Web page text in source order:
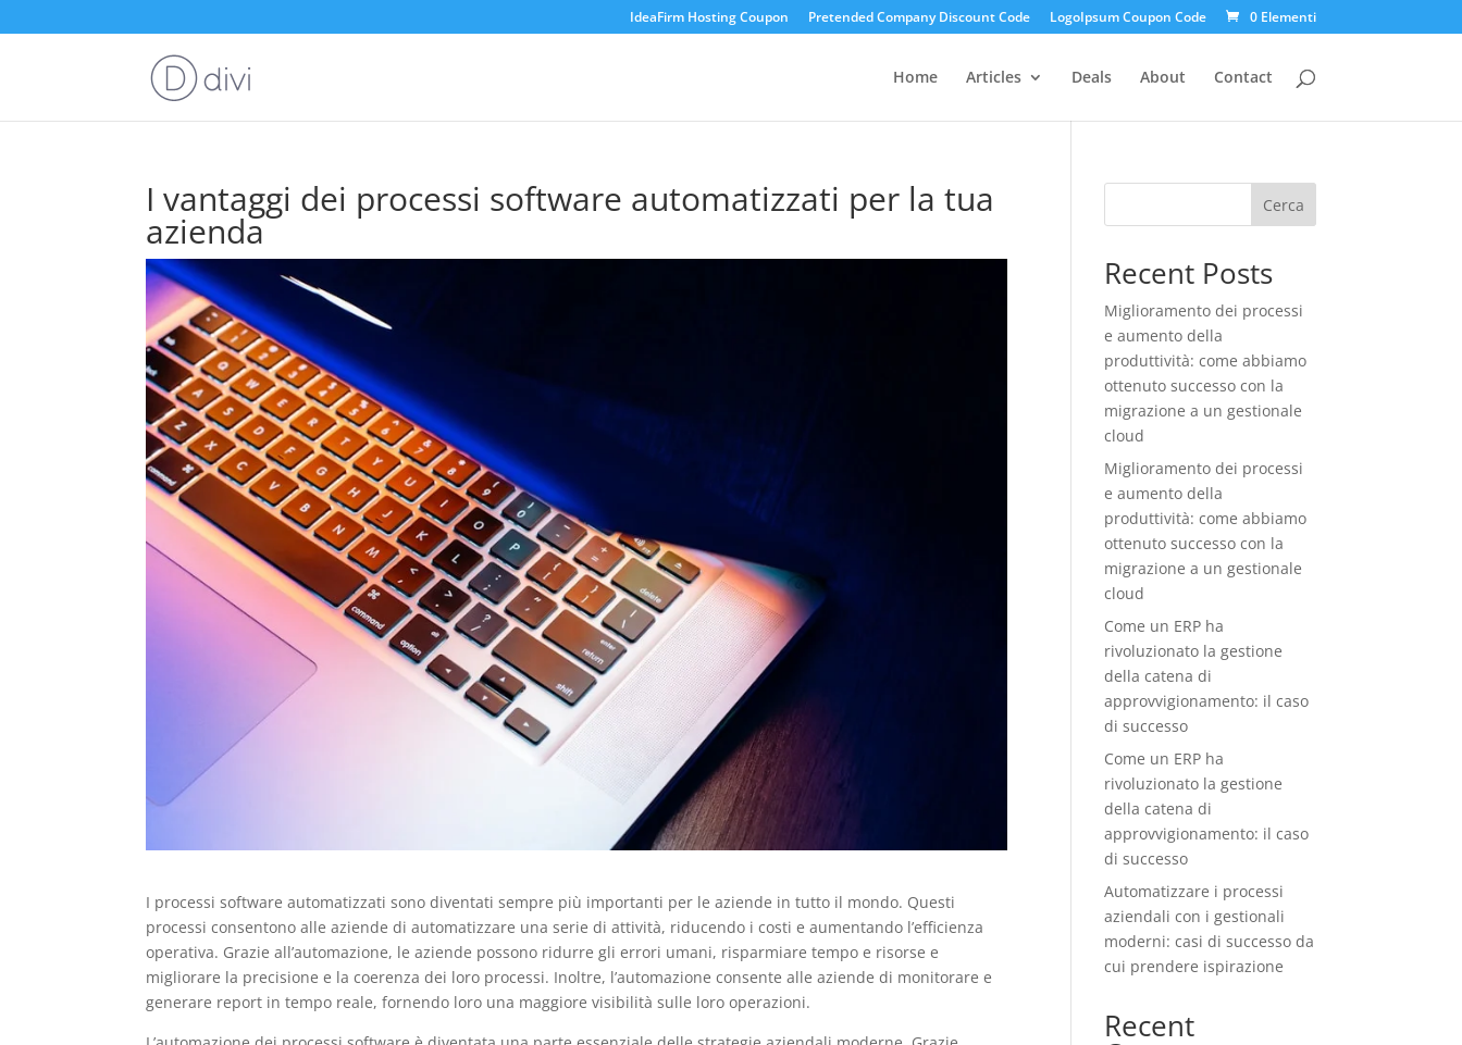
IdeaFirm Hosting Coupon Pretended Company Discount Code LogoIpsum Coupon Code 0 Elementi
Home Articles Deals About Contact
I vantaggi dei processi software automatizzati per la tua
azienda
I processi software automatizzati sono diventati sempre più importanti per le aziende in tutto il mondo. Questi
processi consentono alle aziende di automatizzare una serie di attività, riducendo i costi e aumentando l’efficienza
operativa. Grazie all’automazione, le aziende possono ridurre gli errori umani, risparmiare tempo e risorse e
migliorare la precisione e la coerenza dei loro processi. Inoltre, l’automazione consente alle aziende di monitorare e
generare report in tempo reale, fornendo loro una maggiore visibilità sulle loro operazioni.
Cerca
Recent Posts
Miglioramento dei processi
e aumento della
produttività: come abbiamo
ottenuto successo con la
migrazione a un gestionale
cloud
Miglioramento dei processi
e aumento della
produttività: come abbiamo
ottenuto successo con la
migrazione a un gestionale
cloud
Come un ERP ha
rivoluzionato la gestione
della catena di
approvvigionamento: il caso
di successo
Come un ERP ha
rivoluzionato la gestione
della catena di
approvvigionamento: il caso
di successo
Automatizzare i processi
aziendali con i gestionali
moderni: casi di successo da
cui prendere ispirazione
Recent